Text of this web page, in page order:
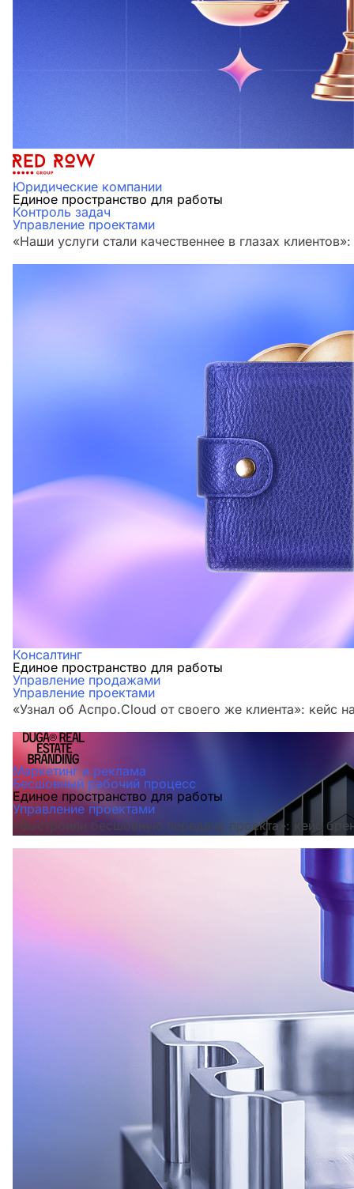
Юридические компании
Единое пространство для работы
Контроль задач
Управление проектами
«Наши услуги стали качественнее в глазах
Консалтинг
Единое пространство для работы
Управление продажами
Управление проектами
«Узнал об Аспро.Cloud от своего же клиента»: кейс
Маркетинг и реклама
Бесшовный рабочий процесс
Единое пространство для работы
Управление проектами
«Выстроили бесшовную передачу проекта»: кейс